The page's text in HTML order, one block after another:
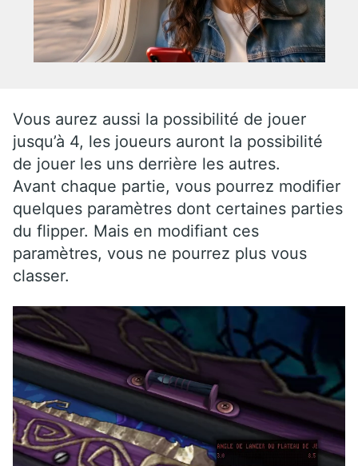
Vous aurez aussi la possibilité de jouer
jusqu’à 4, les joueurs auront la possibilité
de jouer les uns derrière les autres.
Avant chaque partie, vous pourrez modifier
quelques paramètres dont certaines parties
du flipper. Mais en modifiant ces
paramètres, vous ne pourrez plus vous
classer.